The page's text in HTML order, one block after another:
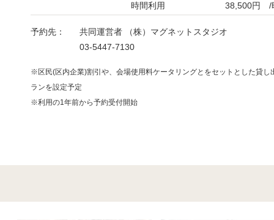
時間利用
38,500円 /
予約先：
共同運営者 （株）マグネットスタジオ
03-5447-7130
※区民(区内企業)割引や、会場使用料ケータリングとをセットとした貸し
ランを設定予定
※利用の1年前から予約受付開始